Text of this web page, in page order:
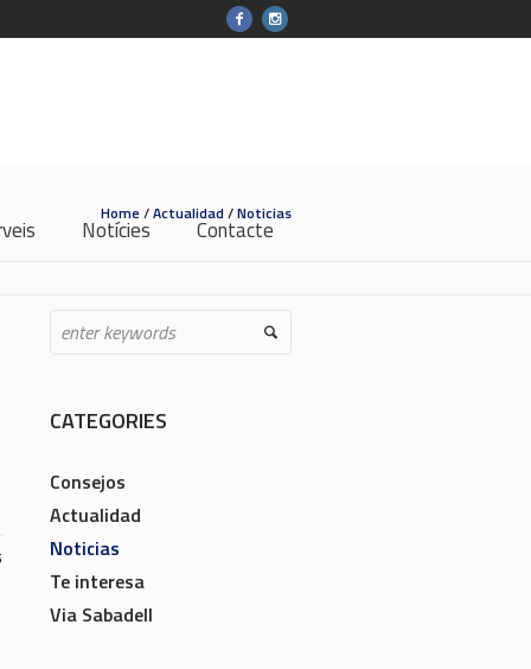
Notícies Contacte
Home/Actualidad /Noticias
CATEGORIES
Consejos
Actualidad
Noticias
Te interesa
Via Sabadell